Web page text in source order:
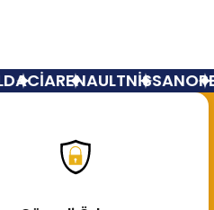
RENAULTNİSSANOPEL